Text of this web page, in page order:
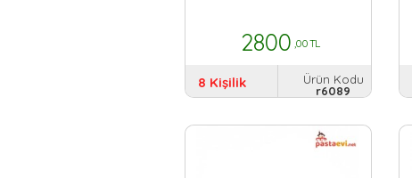
2800 ,00 TL
8 Kişilik
Ürün Kodu
r6089